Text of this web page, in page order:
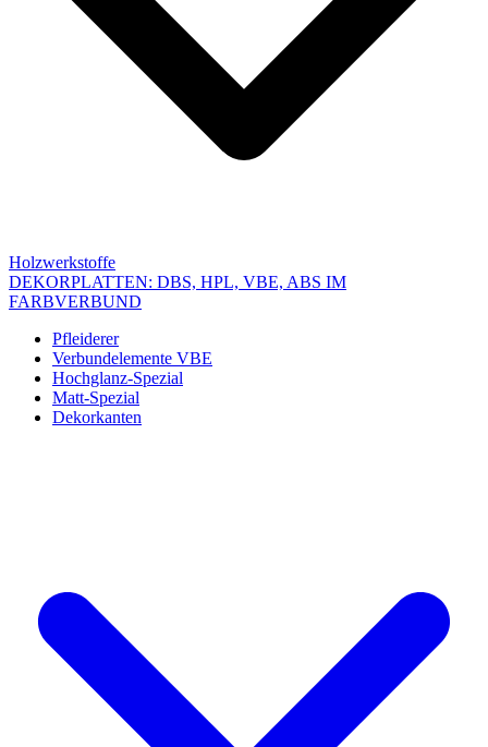
Holzwerkstoffe
DEKORPLATTEN: DBS, HPL, VBE, ABS IM
FARBVERBUND
Pfleiderer
Verbundelemente VBE
Hochglanz-Spezial
Matt-Spezial
Dekorkanten